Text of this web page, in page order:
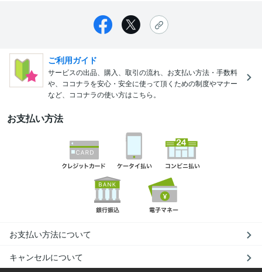
ご利用ガイド
サービスの出品、購入、取引の流れ、お支払い方法・手数料
や、ココナラを安心・安全に使って頂くための制度やマナー
など、ココナラの使い方はこちら。
お支払い方法
お支払い方法について
キャンセルについて